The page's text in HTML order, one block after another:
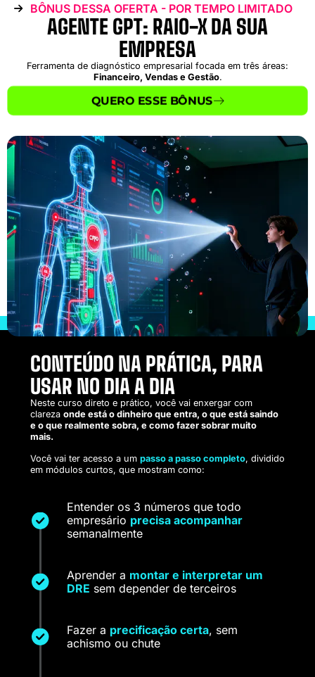
BÔNUS DESSA OFERTA - POR TEMPO LIMITADO
AGENTE GPT: RAIO-X DA SUA
EMPRESA
Ferramenta de diagnóstico empresarial focada em três áreas:
Financeiro, Vendas e Gestão.
QUERO ESSE BÔNUS
CONTEÚDO NA PRÁTICA, PARA
USAR NO DIA A DIA
Neste curso direto e prático, você vai enxergar com
clareza onde está o dinheiro que entra, o que está saindo
e o que realmente sobra, e como fazer sobrar muito
mais.
Você vai ter acesso a um passo a passo completo, dividido
em módulos curtos, que mostram como:
Entender os 3 números que todo
empresário precisa acompanhar
semanalmente
Aprender a montar e interpretar um
DRE sem depender de terceiros
Fazer a precificação certa, sem
achismo ou chute